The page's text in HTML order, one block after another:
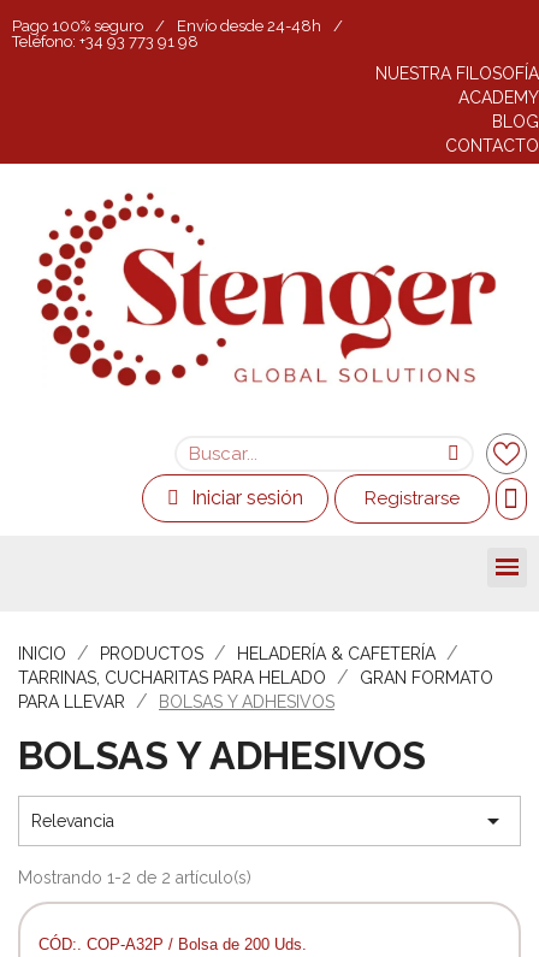
Pago 100% seguro / Envío desde 24-48h
/
Teléfono: +34 93 773 91 98
NUESTRA FILOSOFÍA
ACADEMY
BLOG
CONTACTO
Iniciar sesión Registrarse
INICIO PRODUCTOS
HELADERÍA & CAFETERÍA
TARRINAS, CUCHARITAS PARA HELADO
GRAN FORMATO
PARA LLEVAR
BOLSAS Y ADHESIVOS
BOLSAS Y ADHESIVOS
Relevancia 
Mostrando 1-2 de 2 artículo(s)
CÓD:. COP-A32P / Bolsa de 200 Uds.